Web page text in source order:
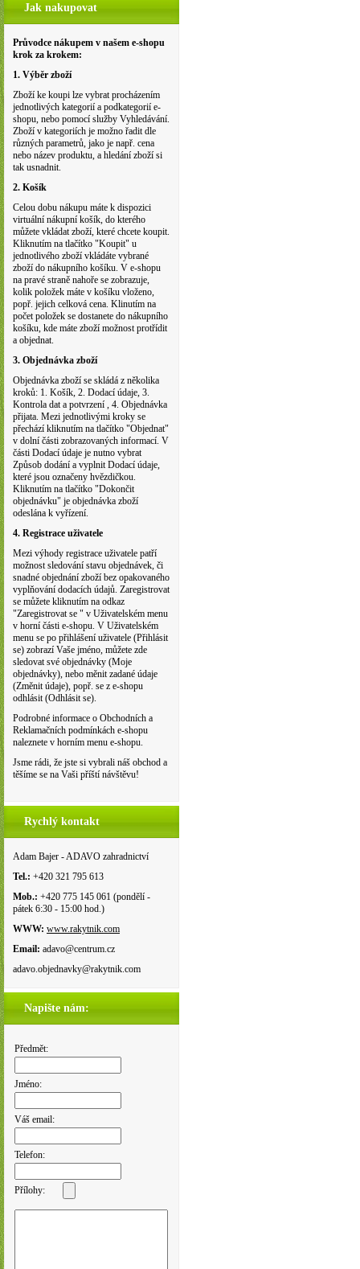
Jak nakupovat
Průvodce nákupem v našem e-shopu
krok za krokem:
1. Výběr zboží
Zboží ke koupi lze vybrat procházením
jednotlivých kategorií a podkategorií e-
shopu, nebo pomocí služby Vyhledávání.
Zboží v kategoriích je možno řadit dle
různých parametrů, jako je např. cena
nebo název produktu, a hledání zboží si
tak usnadnit.
2. Košík
Celou dobu nákupu máte k dispozici
virtuální nákupní košík, do kterého
můžete vkládat zboží, které chcete koupit.
Kliknutím na tlačítko "Koupit" u
jednotlivého zboží vkládáte vybrané
zboží do nákupního košíku. V e-shopu
na pravé straně nahoře se zobrazuje,
kolik položek máte v košíku vloženo,
popř. jejich celková cena. Klinutím na
počet položek se dostanete do nákupního
košíku, kde máte zboží možnost protřídit
a objednat.
3. Objednávka zboží
Objednávka zboží se skládá z několika
kroků: 1. Košík, 2. Dodací údaje, 3.
Kontrola dat a potvrzení , 4. Objednávka
přijata. Mezi jednotlivými kroky se
přechází kliknutím na tlačítko "Objednat"
v dolní části zobrazovaných informací. V
části Dodací údaje je nutno vybrat
Způsob dodání a vyplnit Dodací údaje,
které jsou označeny hvězdičkou.
Kliknutím na tlačítko "Dokončit
objednávku" je objednávka zboží
odeslána k vyřízení.
4. Registrace uživatele
Mezi výhody registrace uživatele patří
možnost sledování stavu objednávek, či
snadné objednání zboží bez opakovaného
vyplňování dodacích údajů. Zaregistrovat
se můžete kliknutím na odkaz
"Zaregistrovat se " v Uživatelském menu
v horní části e-shopu. V Uživatelském
menu se po přihlášení uživatele (Přihlásit
se) zobrazí Vaše jméno, můžete zde
sledovat své objednávky (Moje
objednávky), nebo měnit zadané údaje
(Změnit údaje), popř. se z e-shopu
odhlásit (Odhlásit se).
Podrobné informace o Obchodních a
Reklamačních podmínkách e-shopu
naleznete v horním menu e-shopu.
Jsme rádi, že jste si vybrali náš obchod a
těšíme se na Vaši příští návštěvu!
Rychlý kontakt
Adam Bajer - ADAVO zahradnictví
Tel.: +420 321 795 613
Mob.: +420 775 145 061 (pondělí -
pátek 6:30 - 15:00 hod.)
WWW: www.rakytnik.com
Email: adavo@centrum.cz
adavo.objednavky@rakytnik.com
Napište nám:
Předmět:
Jméno:
Váš email:
Telefon:
Přílohy: